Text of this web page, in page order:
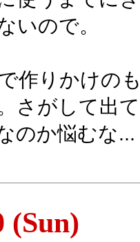
いので。
作りかけの
さがして出
のか悩むな...
(Sun)